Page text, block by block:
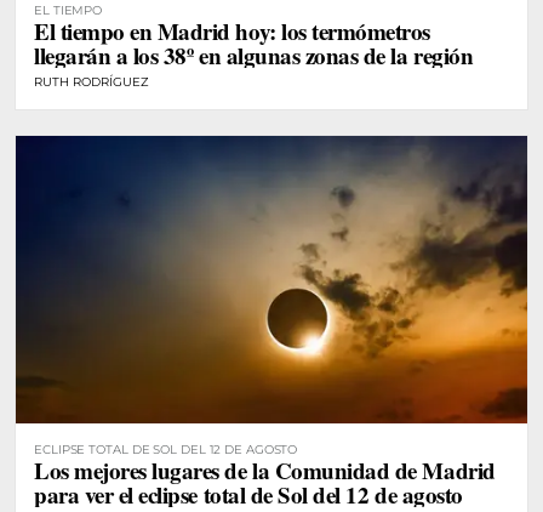
EL TIEMPO
El tiempo en Madrid hoy: los termómetros
llegarán a los 38º en algunas zonas de la región
RUTH RODRÍGUEZ
ECLIPSE TOTAL DE SOL DEL 12 DE AGOSTO
Los mejores lugares de la Comunidad de Madrid
para ver el eclipse total de Sol del 12 de agosto